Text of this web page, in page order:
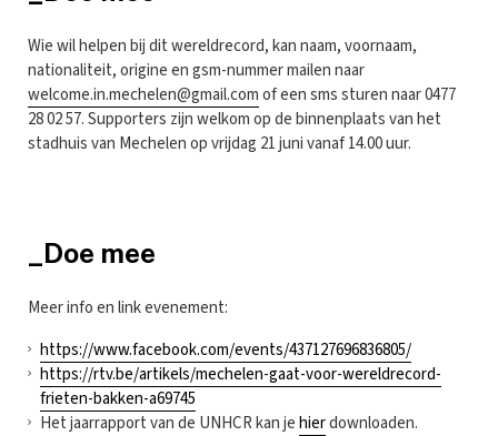
Wie wil helpen bij dit wereldrecord, kan naam, voornaam,
nationaliteit, origine en gsm-nummer mailen naar
welcome.in.mechelen@gmail.comof een sms sturen naar 0477
28 02 57. Supporters zijn welkom op de binnenplaats van het
stadhuis van Mechelen op vrijdag 21 juni vanaf 14.00 uur.
_Doe mee
Meer info en link evenement:
https://www.facebook.com/events/437127696836805/
https://rtv.be/artikels/mechelen-gaat-voor-wereldrecord-
frieten-bakken-a69745
Het jaarrapport van de UNHCR kan jehierdownloaden.